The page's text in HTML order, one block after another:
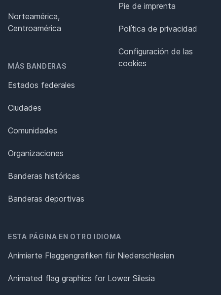
Norteamérica,
Centroamérica
MÁS BANDERAS
Estados federales
Ciudades
Comunidades
Organizaciones
Banderas históricas
Banderas deportivas
Pie de imprenta
Política de privacidad
Configuración de las
cookies
ESTA PÁGINA EN OTRO IDIOMA
Animierte Flaggengrafiken für Niederschlesien
Animated flag graphics for Lower Silesia